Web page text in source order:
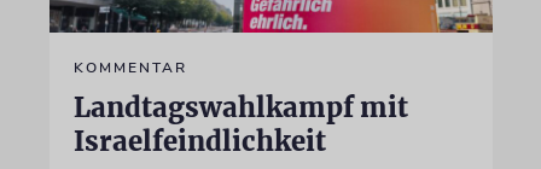
KOMMENTAR
Landtagswahlkampf mit
Israelfeindlichkeit